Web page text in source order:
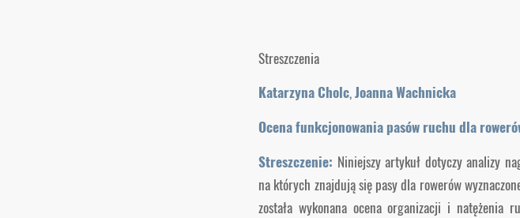
Streszczenia
Katarzyna Cholc,Joanna Wachnicka
Ocena funkcjonowania pasów ruchu dla
Streszczenie: Niniejszy artykuł dotyczy analizy
na których znajdują się pasy dla rowerów
została wykonana ocena organizacji i natężenia